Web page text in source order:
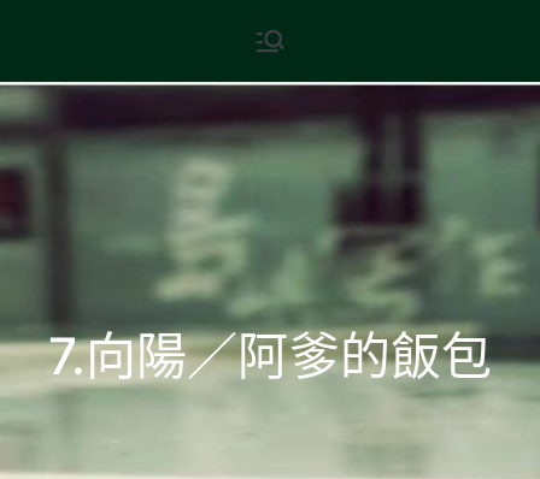
content
現代文學
地球小如鴿卵，/ 我輕輕地將它
7.向陽／阿爹的飯包